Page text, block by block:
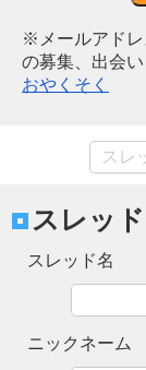
※メールアドレ
の募集、出会
おやくそく
スレッ
スレッド名
ニックネーム